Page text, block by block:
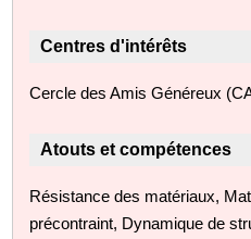
Centres d'intérêts
Cercle des Amis Généreux
Atouts et compétences
Résistance des matériaux,
précontraint, Dynamique de